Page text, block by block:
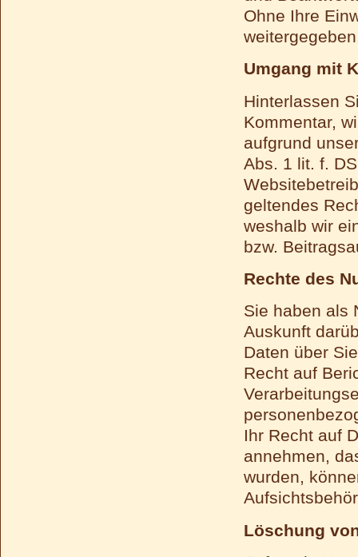
Ohne Ihre
Umgang mit
Hinterlassen
Kommentar,
aufgrund
Abs. 1 lit. f.
geltendes
weshalb wir
bzw.
Rechte des
Sie haben als
Auskunft
Daten über
Recht auf
Ihr Recht auf
annehmen,
wurden,
Löschung